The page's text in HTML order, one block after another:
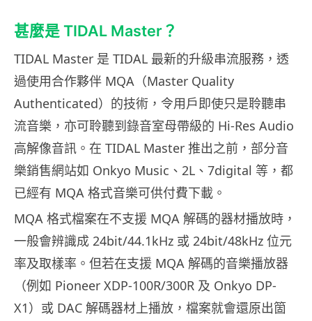
甚麼是 TIDAL Master？
TIDAL Master 是 TIDAL 最新的升級串流服務，透
過使用合作夥伴 MQA（Master Quality
Authenticated）的技術，令用戶即使只是聆聽串
流音樂，亦可聆聽到錄音室母帶級的 Hi-Res Audio
高解像音訊。在 TIDAL Master 推出之前，部分音
樂銷售網站如 Onkyo Music、2L、7digital 等，都
已經有 MQA 格式音樂可供付費下載。
MQA 格式檔案在不支援 MQA 解碼的器材播放時，
一般會辨識成 24bit/44.1kHz 或 24bit/48kHz 位元
率及取樣率。但若在支援 MQA 解碼的音樂播放器
（例如 Pioneer XDP-100R/300R 及 Onkyo DP-
X1）或 DAC 解碼器材上播放，檔案就會還原出箇